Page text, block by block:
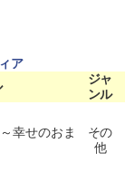
ア
ジャ
ンル
幸せのおま
その
他